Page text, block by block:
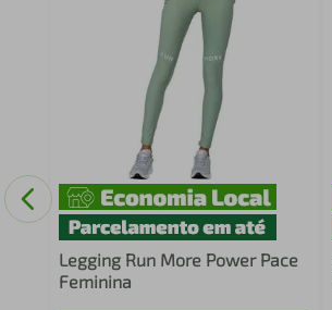
Legging Run More Power Pace
Feminina